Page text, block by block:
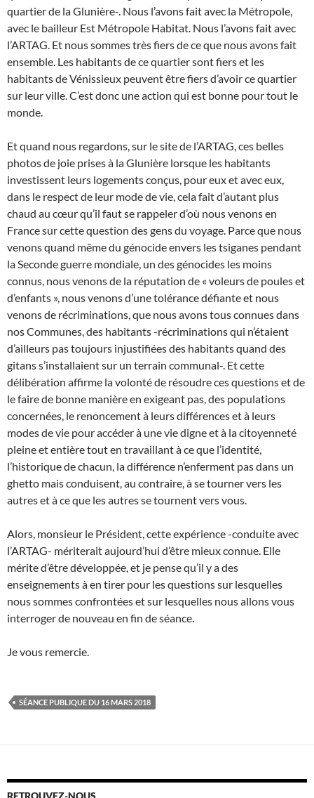
quartier de la Glunière-. Nous l’avons fait avec la Métropole,
avec le bailleur Est Métropole Habitat. Nous l’avons fait avec
l’ARTAG. Et nous sommes très fiers de ce que nous avons fait
ensemble. Les habitants de ce quartier sont fiers et les
habitants de Vénissieux peuvent être fiers d’avoir ce quartier
sur leur ville. C’est donc une action qui est bonne pour tout le
monde.
Et quand nous regardons, sur le site de l’ARTAG, ces belles
photos de joie prises à la Glunière lorsque les habitants
investissent leurs logements conçus, pour eux et avec eux,
dans le respect de leur mode de vie, cela fait d’autant plus
chaud au cœur qu’il faut se rappeler d’où nous venons en
France sur cette question des gens du voyage. Parce que nous
venons quand même du génocide envers les tsiganes pendant
la Seconde guerre mondiale, un des génocides les moins
connus, nous venons de la réputation de « voleurs de poules et
d’enfants », nous venons d’une tolérance défiante et nous
venons de récriminations, que nous avons tous connues dans
nos Communes, des habitants -récriminations qui n’étaient
d’ailleurs pas toujours injustifiées des habitants quand des
gitans s’installaient sur un terrain communal-. Et cette
délibération affirme la volonté de résoudre ces questions et de
le faire de bonne manière en exigeant pas, des populations
concernées, le renoncement à leurs différences et à leurs
modes de vie pour accéder à une vie digne et à la citoyenneté
pleine et entière tout en travaillant à ce que l’identité,
l’historique de chacun, la différence n’enferment pas dans un
ghetto mais conduisent, au contraire, à se tourner vers les
autres et à ce que les autres se tournent vers vous.
Alors, monsieur le Président, cette expérience -conduite avec
l’ARTAG- mériterait aujourd’hui d’être mieux connue. Elle
mérite d’être développée, et je pense qu’il y a des
enseignements à en tirer pour les questions sur lesquelles
nous sommes confrontées et sur lesquelles nous allons vous
interroger de nouveau en fin de séance.
Je vous remercie.
SÉANCE PUBLIQUE DU 16 MARS 2018